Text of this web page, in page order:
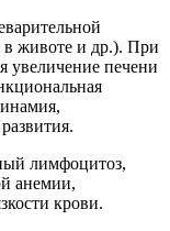
в животе и др.). При
увеличение печени
лимфоцитоз,
анемии,
крови.